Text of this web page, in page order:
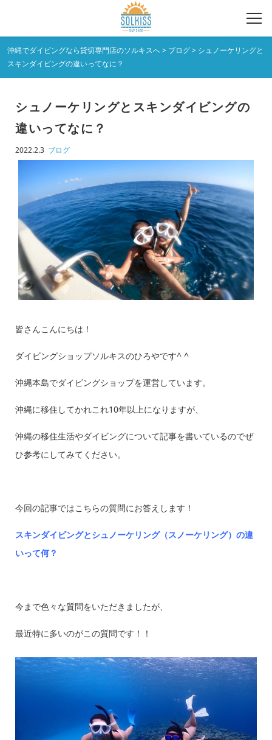
沖縄でダイビングなら貸切専門店のソルキスへ> ブログ> シュノーケリングと
スキンダイビングの違いってなに？
シュノーケリングとスキンダイビングの
違いってなに？
2022.2.3 ブログ
皆さんこんにちは！
ダイビングショップソルキスのひろやです^ ^
沖縄本島でダイビングショップを運営しています。
沖縄に移住してかれこれ10年以上になりますが、
沖縄の移住生活やダイビングについて記事を書いているのでぜ
ひ参考にしてみてください。
今回の記事ではこちらの質問にお答えします！
スキンダイビングとシュノーケリング（スノーケリング）の違
いって何？
今まで色々な質問をいただきましたが、
最近特に多いのがこの質問です！！